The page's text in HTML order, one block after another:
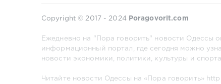
Copyright © 2017 - 2024 Poragovorit.com
Ежедневно на "Пора говорить" новости Одессы
информационный портал, где сегодня можно
новости экономики, политики, культуры и спорта.
Читайте новости Одессы на «Пора говорить»